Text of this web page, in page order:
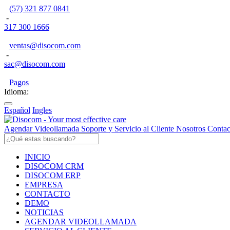
(57) 321 877 0841
-
317 300 1666
ventas@disocom.com
-
sac@disocom.com
Pagos
Idioma:
Español Ingles
Agendar Videollamada Soporte y Servicio al Cliente Nosotros
INICIO
DISOCOM CRM
DISOCOM ERP
EMPRESA
CONTACTO
DEMO
NOTICIAS
AGENDAR VIDEOLLAMADA